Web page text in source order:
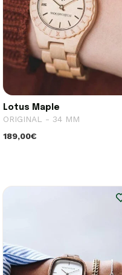
Lotus Maple
ORIGINAL - 34 MM
189,00€